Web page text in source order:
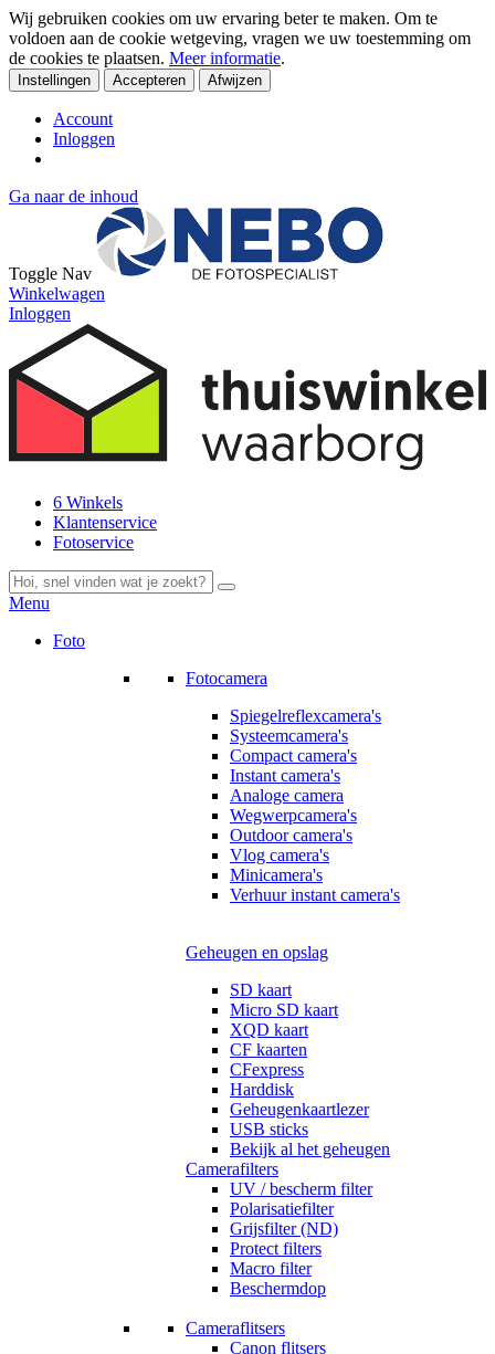
Wij gebruiken cookies om uw ervaring beter te maken. Om te
voldoen aan de cookie wetgeving, vragen we uw toestemming om
de cookies te plaatsen. Meer informatie.
Instellingen Accepteren Afwijzen
Account
Inloggen
Ga naar de inhoud
Toggle Nav
Winkelwagen
Inloggen
6 Winkels
Klantenservice
Fotoservice
Menu
Foto
Fotocamera
Spiegelreflexcamera's
Systeemcamera's
Compact camera's
Instant camera's
Analoge camera
Wegwerpcamera's
Outdoor camera's
Vlog camera's
Minicamera's
Verhuur instant camera's
Geheugen en opslag
SD kaart
Micro SD kaart
XQD kaart
CF kaarten
CFexpress
Harddisk
Geheugenkaartlezer
USB sticks
Bekijk al het geheugen
Camerafilters
UV / bescherm filter
Polarisatiefilter
Grijsfilter (ND)
Protect filters
Macro filter
Beschermdop
Cameraflitsers
Canon flitsers